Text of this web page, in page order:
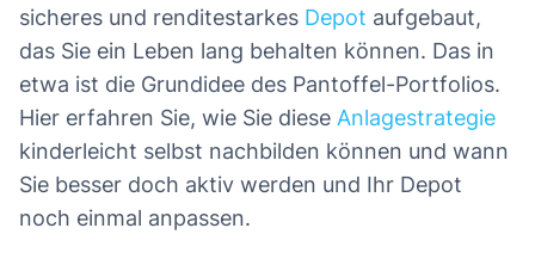
sicheres und renditestarkes Depot aufgebaut,
das Sie ein Leben lang behalten können. Das in
etwa ist die Grundidee des Pantoffel-Portfolios.
Hier erfahren Sie, wie Sie diese Anlagestrategie
kinderleicht selbst nachbilden können und wann
Sie besser doch aktiv werden und Ihr Depot
noch einmal anpassen.